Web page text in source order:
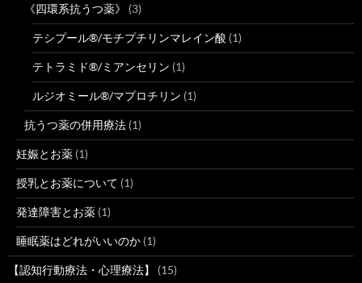
《四環系抗うつ薬》 (3)
テシプール®/モチプチリンマレイン酸 (1)
テトラミド®/ミアンセリン (1)
ルジオミール®/マプロチリン (1)
抗うつ薬の併用療法 (1)
妊娠とお薬 (1)
授乳とお薬について (1)
発達障害とお薬 (1)
睡眠薬はどれがいいのか (1)
【認知行動療法・心理療法】 (15)